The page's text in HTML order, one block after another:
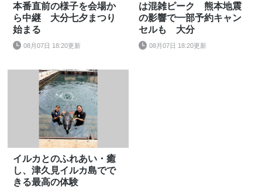
本番直前の様子を会場か
ら中継 大分七夕まつり
始まる
08月07日 18:20更新
は混雑ピーク 熊本地震
の影響で一部予約キャン
セルも 大分
08月07日 18:20更新
イルカとのふれあい・癒
し、津久見イルカ島でで
きる最高の体験